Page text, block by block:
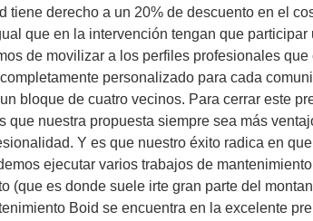
derecho a un 20% de descuento en el
que en la intervención tengan que participar
de movilizar a los perfiles profesionales
personalizado para cada
bloque de cuatro vecinos. Para cerrar este
nuestra propuesta siempre sea más
Y es que nuestro éxito radica en
ejecutar varios trabajos de
es donde suele irte gran parte del
Boid se encuentra en la excelente